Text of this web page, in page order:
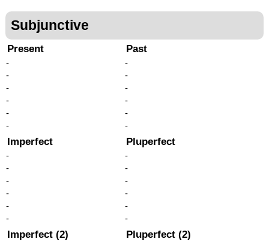
Subjunctive
Present
-
-
-
-
-
-
Past
-
-
-
-
-
-
Imperfect
-
-
-
-
-
-
Pluperfect
-
-
-
-
-
-
Imperfect (2) Pluperfect (2)